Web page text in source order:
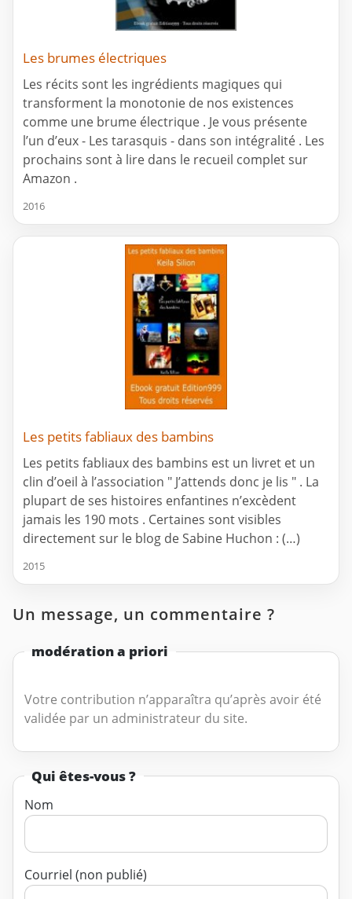
Les brumes électriques
Les récits sont les ingrédients magiques qui
transforment la monotonie de nos existences
comme une brume électrique . Je vous présente
l’un d’eux - Les tarasquis - dans son intégralité . Les
prochains sont à lire dans le recueil complet sur
Amazon .
2016
Les petits fabliaux des bambins
Les petits fabliaux des bambins est un livret et un
clin d’oeil à l’association " J’attends donc je lis " . La
plupart de ses histoires enfantines n’excèdent
jamais les 190 mots . Certaines sont visibles
directement sur le blog de Sabine Huchon : (…)
2015
Un message, un commentaire ?
modération a priori
Votre contribution n’apparaîtra qu’après avoir été
validée par un administrateur du site.
Qui êtes-vous ?
Nom
Courriel (non publié)